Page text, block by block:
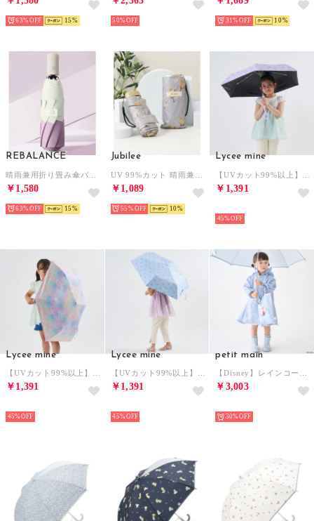
63% 15 50% 31% 10
REBALANCE
￥1,580
63% 15
Jubilee
￥1,089
55% 10
Lycee mine
￥1,391
45%
Lycee mine
￥1,391
45%
Lycee mine
￥1,391
45%
petit main
￥3,003
30%